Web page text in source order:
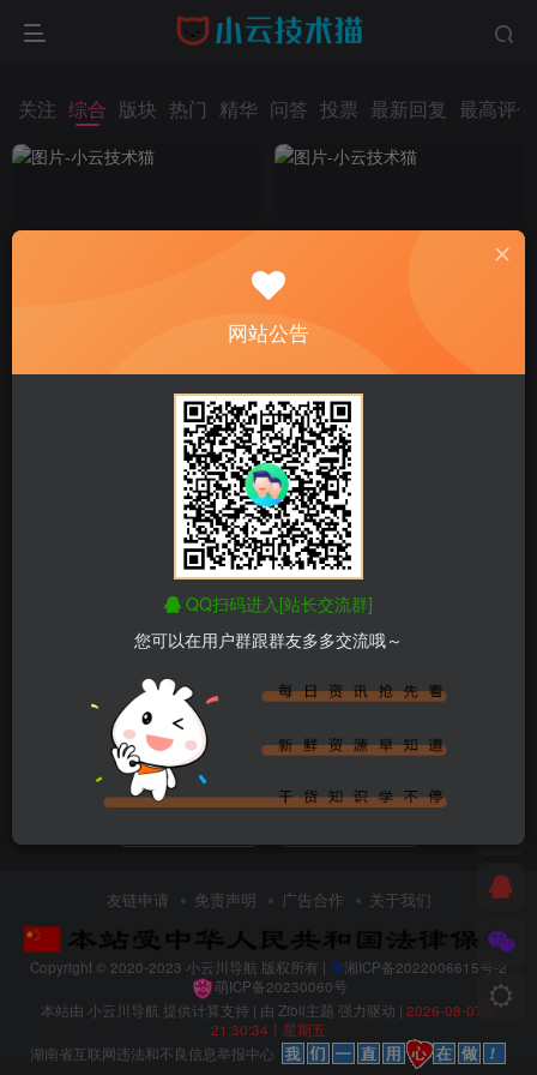
关注 综合 版块 热门 精华 问答 投票 最新回复 最高评分
内容空空如也
友链申请 免责声明 广告合作 关于我们
Copyright © 2020-2023 小云川导航 版权所有 |
湘ICP备2022006615号-2
萌ICP备20230060号
本站由 小云川导航 提供计算支持 | 由 Zibll主题 强力驱动 | 2026-08-07丨
21:30:34丨星期五
湖南省互联网违法和不良信息举报中心
网站公告
QQ扫码进入[站长交流群]
您可以在用户群跟群友多多交流哦～